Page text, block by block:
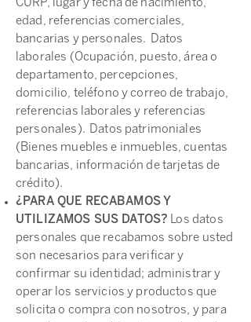
CURP, lugar y fecha de nacimiento,
edad, referencias comerciales,
bancarias y personales. Datos
laborales (Ocupación, puesto, área o
departamento, percepciones,
domicilio, teléfono y correo de trabajo,
referencias laborales y referencias
personales). Datos patrimoniales
(Bienes muebles e inmuebles, cuentas
bancarias, información de tarjetas de
crédito).
¿PARA QUE RECABAMOS Y
UTILIZAMOS SUS DATOS? Los datos
personales que recabamos sobre usted
son necesarios para verificar y
confirmar su identidad; administrar y
operar los servicios y productos que
solicita o compra con nosotros, y para